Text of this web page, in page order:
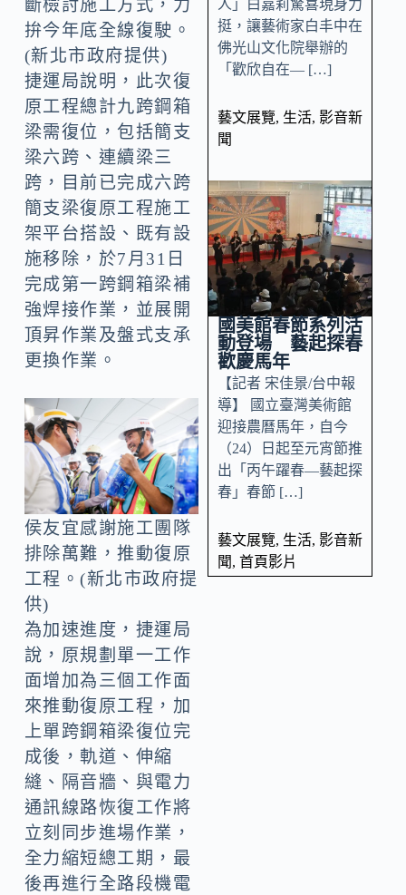
斷檢討施工方式，力
拚今年底全線復駛。
(新北市政府提供)
捷運局說明，此次復
原工程總計九跨鋼箱
梁需復位，包括簡支
梁六跨、連續梁三
跨，目前已完成六跨
簡支梁復原工程施工
架平台搭設、既有設
施移除，於7月31日
完成第一跨鋼箱梁補
強焊接作業，並展開
頂昇作業及盤式支承
更換作業。
侯友宜感謝施工團隊
排除萬難，推動復原
工程。(新北市政府提
供)
為加速進度，捷運局
說，原規劃單一工作
面增加為三個工作面
來推動復原工程，加
上單跨鋼箱梁復位完
成後，軌道、伸縮
縫、隔音牆、與電力
通訊線路恢復工作將
立刻同步進場作業，
全力縮短總工期，最
後再進行全路段機電
人」白嘉莉驚喜現身力
挺，讓藝術家白丰中在
佛光山文化院舉辦的
「歡欣自在— […]
藝文展覽, 生活, 影音新
聞
國美館春節系列活
動登場 藝起探春
歡慶馬年
【記者 宋佳景/台中報
導】 國立臺灣美術館
迎接農曆馬年，自今
（24）日起至元宵節推
出「丙午躍春—藝起探
春」春節 […]
藝文展覽, 生活, 影音新
聞, 首頁影片